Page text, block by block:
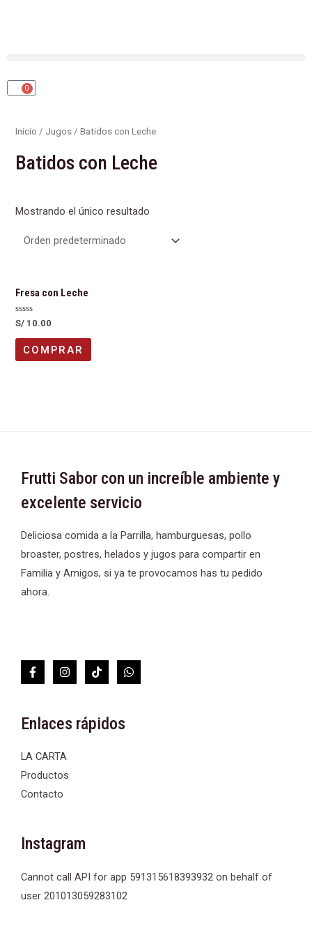
0
CART
Inicio / Jugos / Batidos con Leche
Batidos con Leche
Mostrando el único resultado
Fresa con Leche
Valorado
con
0
de
S/ 10.00
COMPRAR
Frutti Sabor con un increíble ambiente y
excelente servicio
Deliciosa comida a la Parrilla, hamburguesas, pollo
broaster, postres, helados y jugos para compartir en
Familia y Amigos, si ya te provocamos has tu pedido
ahora.
Enlaces rápidos
LA CARTA
Productos
Contacto
Instagram
Cannot call API for app 591315618393932 on behalf of
user 201013059283102